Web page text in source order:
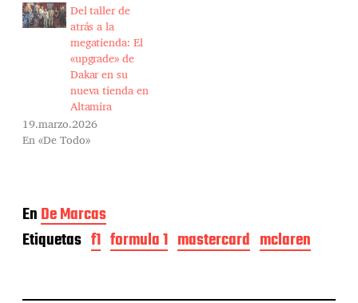
Del taller de
atrás a la
megatienda: El
«upgrade» de
Dakar en su
nueva tienda en
Altamira
19.marzo.2026
En «De Todo»
EnDe Marcas
Etiquetas f1 formula 1 mastercard mclaren